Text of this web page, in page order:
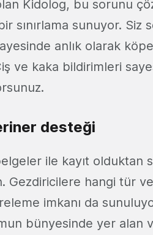
Kidolog, bu sorunu
sınırlama sunuyor. Siz
anlık olarak
ve kaka bildirimleri
desteği
ile kayıt olduktan
Gezdiricilere hangi tür
imkanı da
bünyesinde yer alan